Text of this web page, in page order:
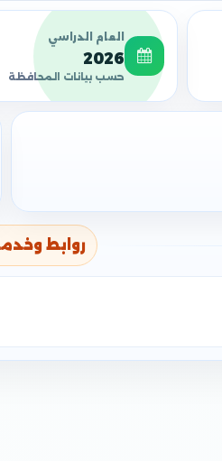
العام الدراسي
2026
حسب بيانات المحافظة
روابط